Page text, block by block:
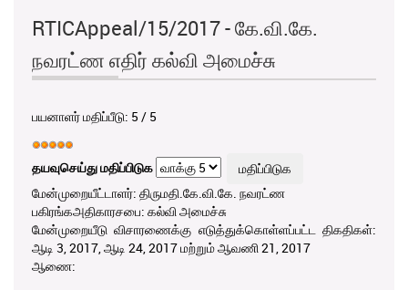
RTICAppeal/15/2017 - கே.வி.கே.
நவரட்ண எதிர் கல்வி அமைச்சு
பயனாளர் மதிப்பீடு: 5 / 5
தயவுசெய்து மதிப்பிடுக
மேன்முறையீட்டாளர்: திருமதி.கே.வி.கே. நவரட்ண
பகிரங்கஅதிகாரசபை: கல்வி அமைச்சு
மேன்முறையீடு விசாரணைக்கு எடுத்துக்கொள்ளப்பட்ட திகதிகள்:
ஆடி 3, 2017, ஆடி 24, 2017 மற்றும் ஆவணி 21, 2017
ஆணை: